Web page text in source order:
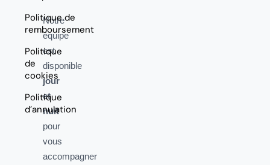
Politique de
remboursement
Politique
de
cookies
Politique
d’annulation
Notre
équipe
est
disponible
jour
et
nuit
pour
vous
accompagner